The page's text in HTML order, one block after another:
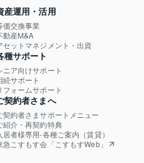
産運用・活用
価交換事業
動産M&A
セットマネジメント・出資
種サポート
ニア向けサポート
続サポート
フォームサポート
契約者さまへ
契約者さまサポートメニュー
紹介・再契約特典
居者様専用-各種ご案内（賃貸）
急こすもす会「こすもすWeb」